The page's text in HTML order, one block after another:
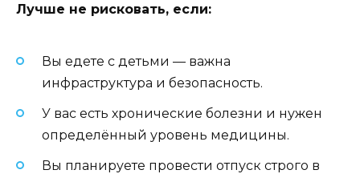
Лучше не рисковать, если:
Вы едете с детьми — важна
инфраструктура и безопасность.
У вас есть хронические болезни и нужен
определённый уровень медицины.
Вы планируете провести отпуск строго в